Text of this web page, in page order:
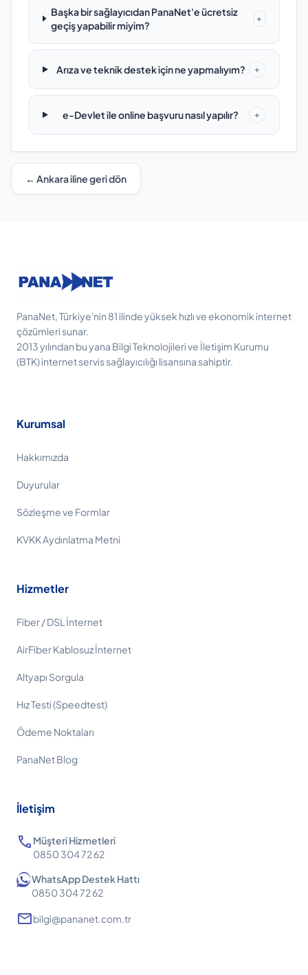
Başka bir sağlayıcıdan PanaNet'e ücretsiz
geçiş yapabilir miyim?
+
Arıza ve teknik destek için ne yapmalıyım? +
e-Devlet ile online başvuru nasıl yapılır? +
← Ankara iline geri dön
PanaNet, Türkiye'nin 81 ilinde yüksek hızlı ve ekonomik internet
çözümleri sunar.
2013 yılından bu yana Bilgi Teknolojileri ve İletişim Kurumu
(BTK) internet servis sağlayıcılığı lisansına sahiptir.
Kurumsal
Hakkımızda
Duyurular
Sözleşme ve Formlar
KVKK Aydınlatma Metni
Hizmetler
Fiber / DSL İnternet
AirFiber Kablosuz İnternet
Altyapı Sorgula
Hız Testi (Speedtest)
Ödeme Noktaları
PanaNet Blog
İletişim
call Müşteri Hizmetleri
0850 304 72 62
WhatsApp Destek Hattı
0850 304 72 62
mailbilgi@pananet.com.tr